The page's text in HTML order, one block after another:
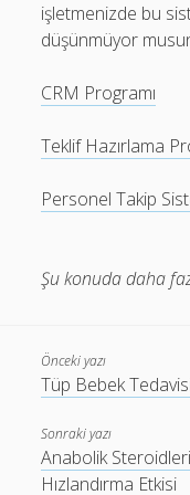
işletmenizde bu
düşünmüyor
CRM Programı
Teklif Hazırlama
Personel Takip
Şu konuda daha
Önceki yazı
Tüp Bebek
Sonraki yazı
Anabolik
Hızlandırma Etkisi